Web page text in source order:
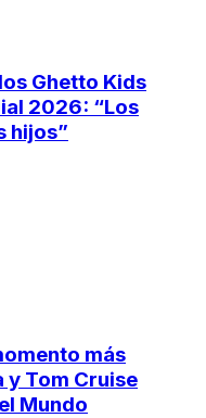
Ghetto Kids
2026: “Los
hijos”
más
y Tom Cruise
Mundo